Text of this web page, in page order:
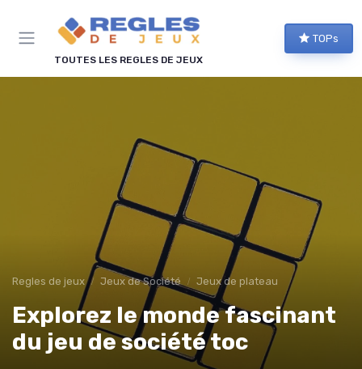
TOUTES LES REGLES DE JEUX
TOPs
Regles de jeux Jeux de Société Jeux de plateau
Explorez le monde fascinant
du jeu de société toc